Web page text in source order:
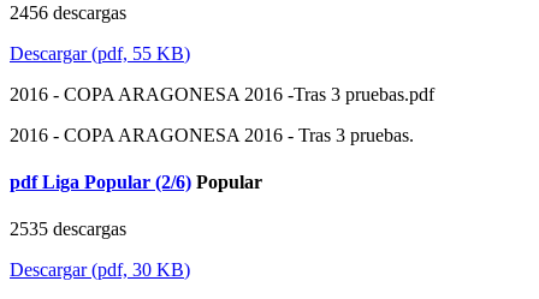
2456 descargas
Descargar(pdf, 55 KB)
2016 - COPA ARAGONESA 2016 -Tras 3 pruebas.pdf
2016 - COPA ARAGONESA 2016 - Tras 3 pruebas.
pdf Liga Popular (2/6) Popular
2535 descargas
Descargar(pdf, 30 KB)